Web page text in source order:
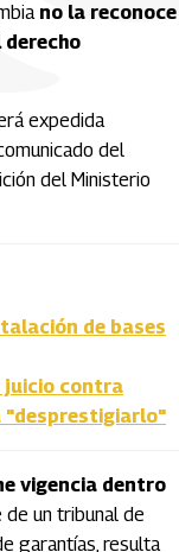
no la reconoce
expedida
del
del Ministerio
de bases
juicio contra
"desprestigiarlo"
vigencia dentro
un tribunal de
garantías, resulta